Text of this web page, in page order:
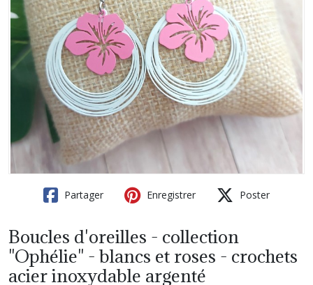
Partager Enregistrer Poster
Boucles d'oreilles - collection
"Ophélie" - blancs et roses - crochets
acier inoxydable argenté